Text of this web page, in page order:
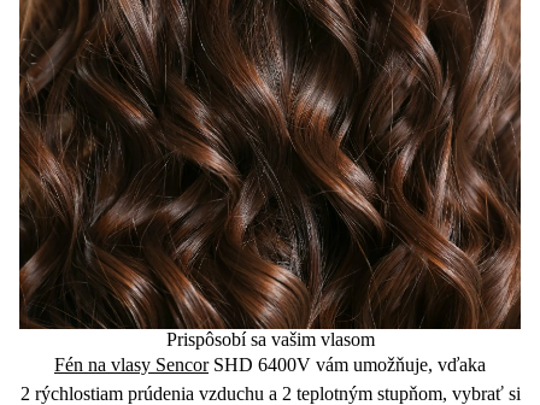
Prispôsobí sa vašim vlasom
Fén na vlasy SencorSHD 6400V vám umožňuje, vďaka
2 rýchlostiam prúdenia vzduchu a 2 teplotným stupňom, vybrať si